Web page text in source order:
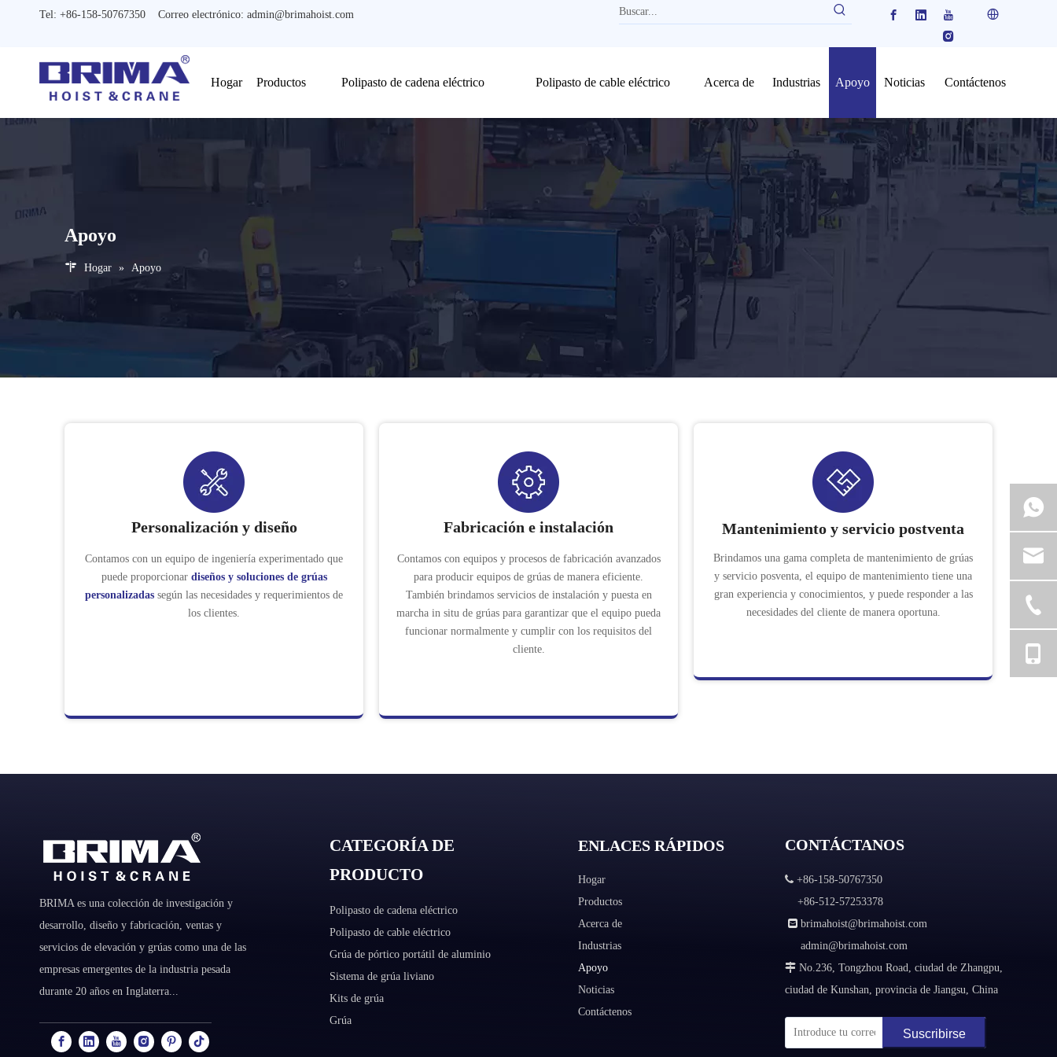
Tel: +86-158-50767350 Correo electrónico: admin@brimahoist.com
Hogar Productos Polipasto de cadena eléctrico Polipasto de cable eléctrico Acerca de Industrias Apoyo Noticias Contáctenos
Apoyo
Hogar » Apoyo
Personalización y diseño
Contamos con un equipo de ingeniería experimentado que
puede proporcionar diseños y soluciones de grúas
personalizadas según las necesidades y requerimientos de
los clientes.
Fabricación e instalación
Contamos con equipos y procesos de fabricación avanzados
para producir equipos de grúas de manera eficiente.
También brindamos servicios de instalación y puesta en
marcha in situ de grúas para garantizar que el equipo pueda
funcionar normalmente y cumplir con los requisitos del
cliente.
Mantenimiento y servicio postventa
Brindamos una gama completa de mantenimiento de grúas
y servicio posventa, el equipo de mantenimiento tiene una
gran experiencia y conocimientos, y puede responder a las
necesidades del cliente de manera oportuna.
BRIMA es una colección de investigación y
desarrollo, diseño y fabricación, ventas y
servicios de elevación y grúas como una de las
empresas emergentes de la industria pesada
durante 20 años en Inglaterra...
CATEGORÍA DE
PRODUCTO
Polipasto de cadena eléctrico
Polipasto de cable eléctrico
Grúa de pórtico portátil de aluminio
Sistema de grúa liviano
Kits de grúa
Grúa
ENLACES RÁPIDOS
Hogar
Productos
Acerca de
Industrias
Apoyo
Noticias
Contáctenos
CONTÁCTANOS
 +86-158-50767350
+86-512-57253378
 brimahoist@brimahoist.com
admin@brimahoist.com
 No.236, Tongzhou Road, ciudad de Zhangpu,
ciudad de Kunshan, provincia de Jiangsu, China
Suscribirse